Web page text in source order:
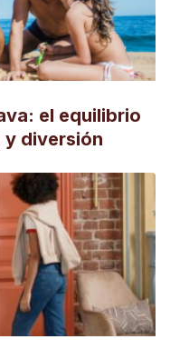
el equilibrio
diversión